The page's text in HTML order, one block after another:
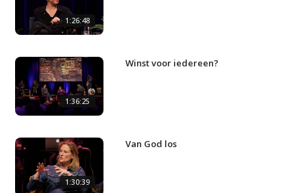
Studium Generale
Home
1:26:48
1:36:25
Winst voor iedereen?
1:30:39
Van God los